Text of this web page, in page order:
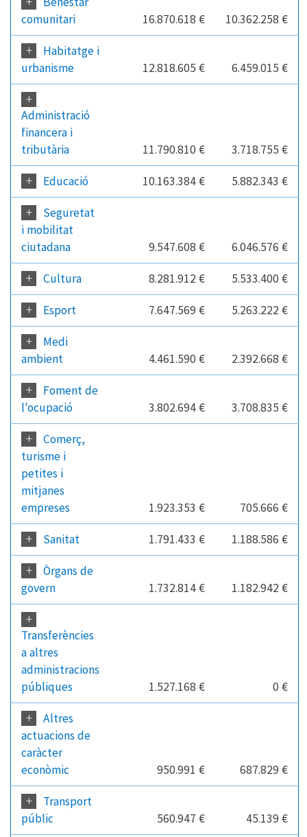
comunitari
16.870.618 € 10.362.258 €
+
Habitatge i
urbanisme
12.818.605 € 6.459.015 €
+
Administració
financera i
tributària
11.790.810 € 3.718.755 €
+ Educació 10.163.384 € 5.882.343 €
+
Seguretat
i mobilitat
ciutadana
9.547.608 € 6.046.576 €
+ Cultura 8.281.912 € 5.533.400 €
+ Esport 7.647.569 € 5.263.222 €
+
Medi
ambient
4.461.590 € 2.392.668 €
+
Foment de
l'ocupació
3.802.694 € 3.708.835 €
+
Comerç,
turisme i
petites i
mitjanes
empreses
1.923.353 € 705.666 €
+ Sanitat 1.791.433 € 1.188.586 €
+
Òrgans de
govern
1.732.814 € 1.182.942 €
+
Transferències
a altres
administracions
públiques
1.527.168 € 0 €
+
Altres
actuacions de
caràcter
econòmic
950.991 € 687.829 €
+
Transport
públic
560.947 € 45.139 €